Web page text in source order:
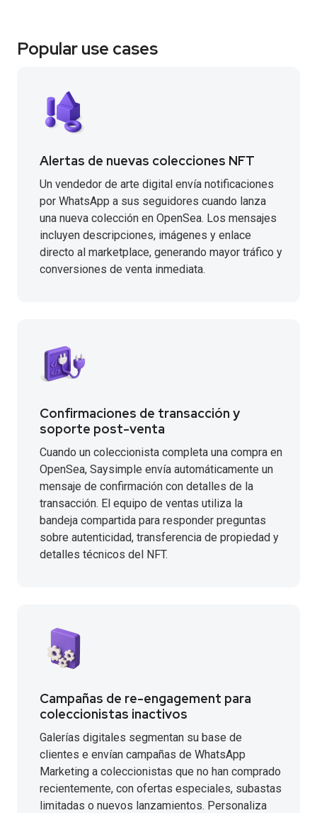
Popular use cases
Alertas de nuevas colecciones NFT
Un vendedor de arte digital envía notificaciones
por WhatsApp a sus seguidores cuando lanza
una nueva colección en OpenSea. Los mensajes
incluyen descripciones, imágenes y enlace
directo al marketplace, generando mayor tráfico y
conversiones de venta inmediata.
Confirmaciones de transacción y
soporte post-venta
Cuando un coleccionista completa una compra en
OpenSea, Saysimple envía automáticamente un
mensaje de confirmación con detalles de la
transacción. El equipo de ventas utiliza la
bandeja compartida para responder preguntas
sobre autenticidad, transferencia de propiedad y
detalles técnicos del NFT.
Campañas de re-engagement para
coleccionistas inactivos
Galerías digitales segmentan su base de
clientes e envían campañas de WhatsApp
Marketing a coleccionistas que no han comprado
recientemente, con ofertas especiales, subastas
limitadas o nuevos lanzamientos. Personaliza